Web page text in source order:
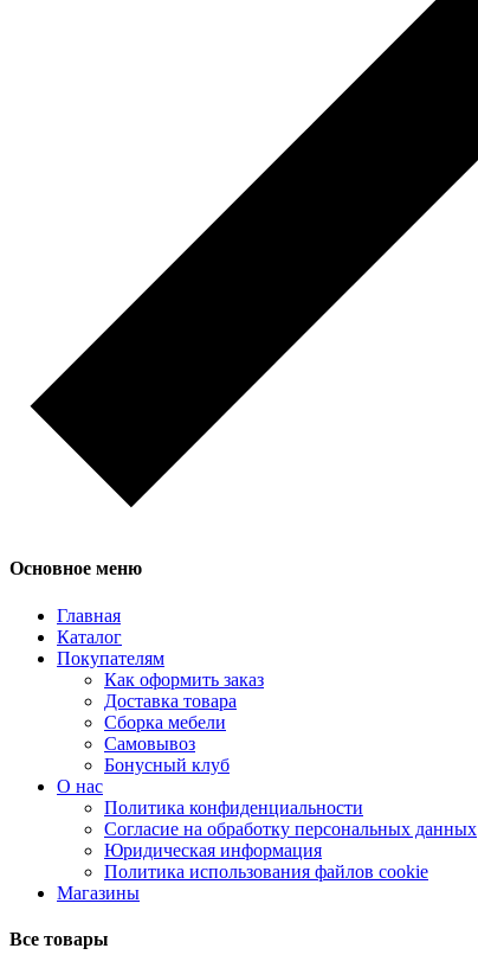
Основное меню
Главная
Каталог
Покупателям
Как оформить заказ
Доставка товара
Сборка мебели
Самовывоз
Бонусный клуб
О нас
Политика конфиденциальности
Согласие на обработку персональных данных
Юридическая информация
Политика использования файлов cookie
Магазины
Все товары